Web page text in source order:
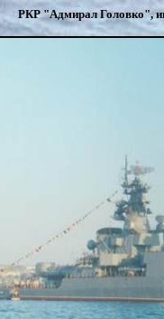
РКР "Адмирал Головко",